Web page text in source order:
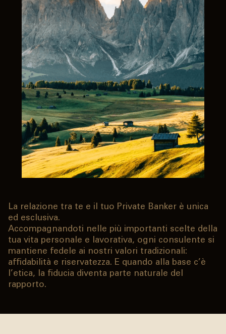
La relazione tra te e il tuo Private Banker è unica
ed esclusiva.
Accompagnandoti nelle più importanti scelte della
tua vita personale e lavorativa, ogni consulente si
mantiene fedele ai nostri valori tradizionali:
affidabilità e riservatezza. E quando alla base c’è
l’etica, la fiducia diventa parte naturale del
rapporto.